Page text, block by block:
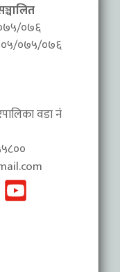
०७६
९०५/०७५/०७६
वडा नंं